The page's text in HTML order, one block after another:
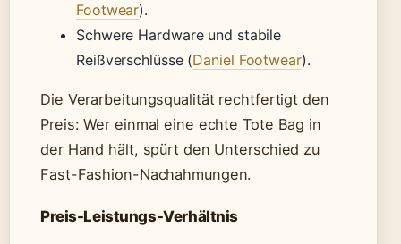
Footwear).
Schwere Hardware und stabile
Reißverschlüsse (Daniel Footwear).
Die Verarbeitungsqualität rechtfertigt den
Preis: Wer einmal eine echte Tote Bag in
der Hand hält, spürt den Unterschied zu
Fast-Fashion-Nachahmungen.
Preis-Leistungs-Verhältnis